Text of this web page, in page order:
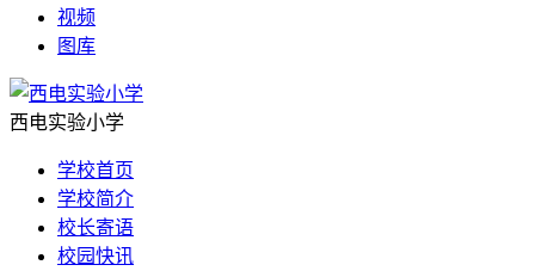
视频
图库
西电实验小学
学校首页
学校简介
校长寄语
校园快讯